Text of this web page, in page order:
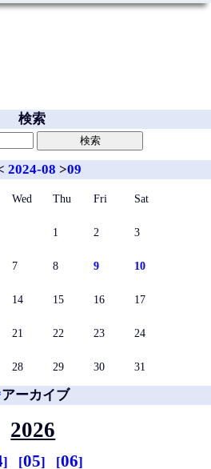
検索
2024-08 >09
Wed Thu Fri Sat
1 2 3
7 8 9 10
14 15 16 17
21 22 23 24
28 29 30 31
アーカイブ
2026
05
06